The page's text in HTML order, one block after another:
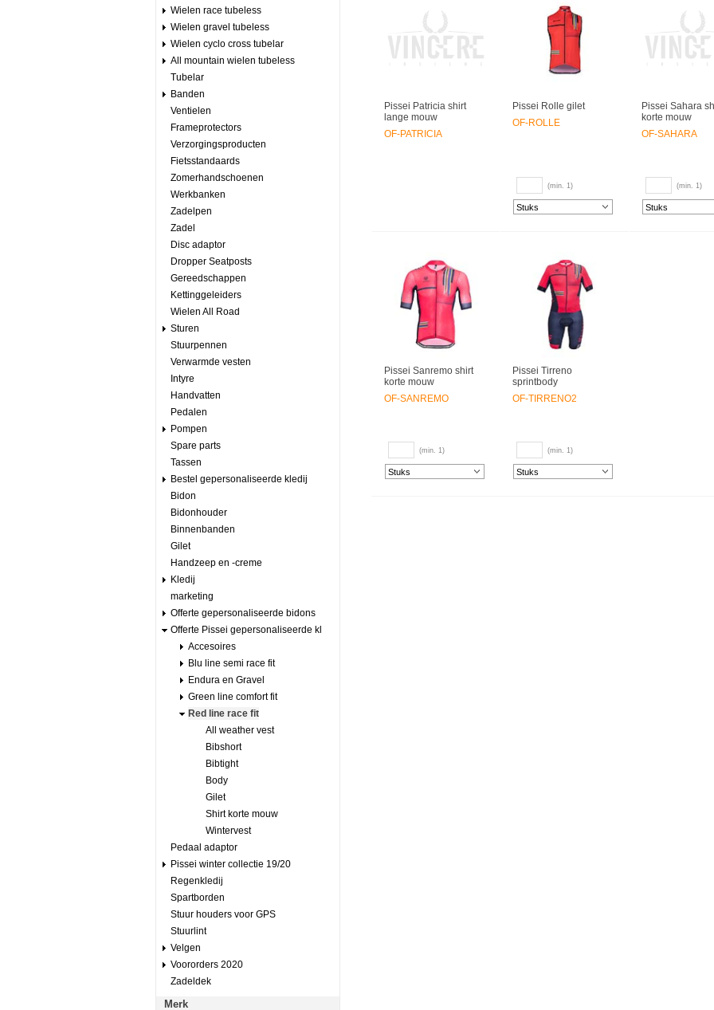
Wielen race tubeless
Wielen gravel tubeless
Wielen cyclo cross tubelar
All mountain wielen tubeless
Tubelar
Banden
Ventielen
Frameprotectors
Verzorgingsproducten
Fietsstandaards
Zomerhandschoenen
Werkbanken
Zadelpen
Zadel
Disc adaptor
Dropper Seatposts
Gereedschappen
Kettinggeleiders
Wielen All Road
Sturen
Stuurpennen
Verwarmde vesten
Intyre
Handvatten
Pedalen
Pompen
Spare parts
Tassen
Bestel gepersonaliseerde kledij
Bidon
Bidonhouder
Binnenbanden
Gilet
Handzeep en -creme
Kledij
marketing
Offerte gepersonaliseerde bidons
Offerte Pissei gepersonaliseerde kl
Accesoires
Blu line semi race fit
Endura en Gravel
Green line comfort fit
Red line race fit
All weather vest
Bibshort
Bibtight
Body
Gilet
Shirt korte mouw
Wintervest
Pedaal adaptor
Pissei winter collectie 19/20
Regenkledij
Spartborden
Stuur houders voor GPS
Stuurlint
Velgen
Voororders 2020
Zadeldek
Merk
Pissei Patricia shirt
lange mouw
OF-PATRICIA
Pissei Rolle gilet
OF-ROLLE
(min. 1)
Pissei Sahara
korte mouw
OF-SAHARA
(min. 1)
Pissei Sanremo shirt
korte mouw
OF-SANREMO
(min. 1)
Pissei Tirreno
sprintbody
OF-TIRRENO2
(min. 1)